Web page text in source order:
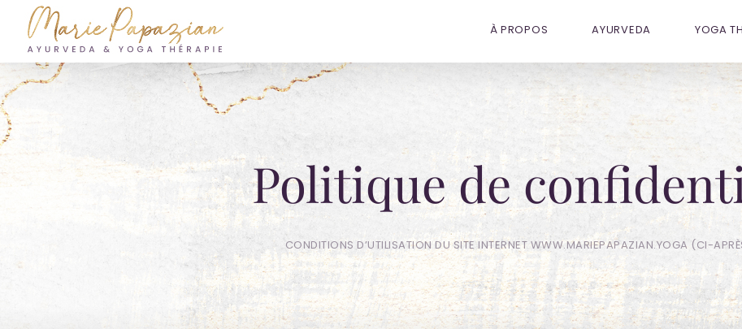
content
À PROPOS AYURVEDA YOGA
Politique de
CONDITIONS D’UTILISATION DU SITE INTERNET WWW.MARIEPAPAZIAN.YOGA (CI-